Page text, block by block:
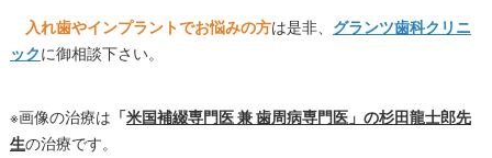
入れ歯やインプラントでお悩みの方は是非、 グランツ歯科クリニ
ックに御相談下さい。
※画像の治療は 「米国補綴専門医 兼 歯周病専門医」の杉田龍士郎先
生の治療です。